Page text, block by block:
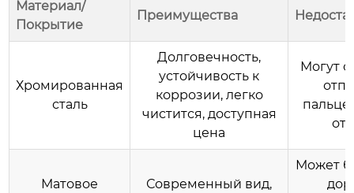
Материал/
Покрытие
Преимущества
Хромированная
сталь
Долговечность,
устойчивость к
коррозии, легко
чистится, доступная
цена
Могут
от
Матовое
Современный вид,
Может